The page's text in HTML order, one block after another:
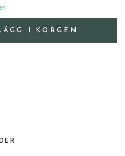
I KORGEN